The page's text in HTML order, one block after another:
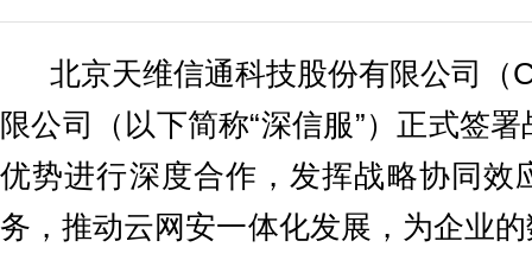
北京天维信通科技股份有限公司（
限公司（以下简称“深信服”）正式签
优势进行深度合作，发挥战略协同效
务，推动云网安一体化发展，为企业